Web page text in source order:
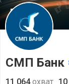
СМП Банк
11 064 охват